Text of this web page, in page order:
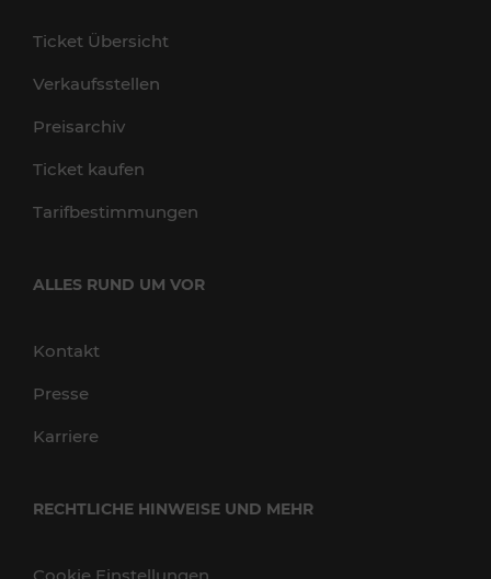
Ticket Übersicht
Verkaufsstellen
Preisarchiv
Ticket kaufen
Tarifbestimmungen
ALLES RUND UM VOR
Kontakt
Presse
Karriere
RECHTLICHE HINWEISE UND MEHR